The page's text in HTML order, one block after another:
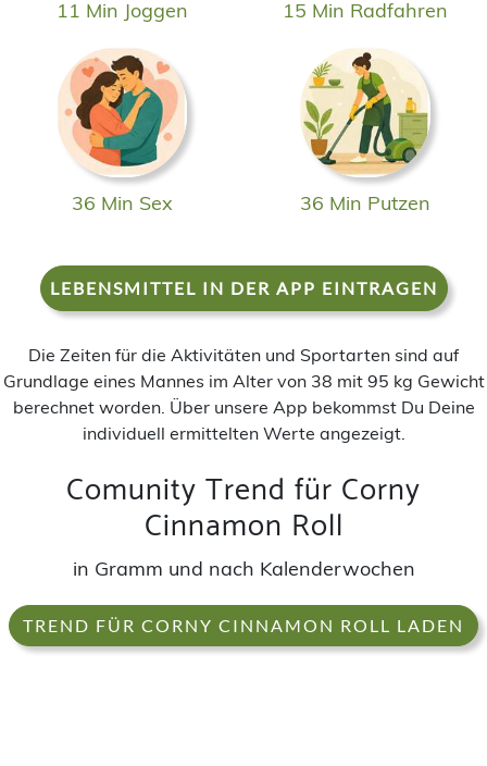
11 Min Joggen 15 Min Radfahren
36 Min Sex 36 Min Putzen
LEBENSMITTEL IN DER APP EINTRAGEN
Die Zeiten für die Aktivitäten und Sportarten sind auf
Grundlage eines Mannes im Alter von 38 mit 95 kg Gewicht
berechnet worden. Über unsere App bekommst Du Deine
individuell ermittelten Werte angezeigt.
Comunity Trend für Corny
Cinnamon Roll
in Gramm und nach Kalenderwochen
TREND FÜR CORNY CINNAMON ROLL LADEN